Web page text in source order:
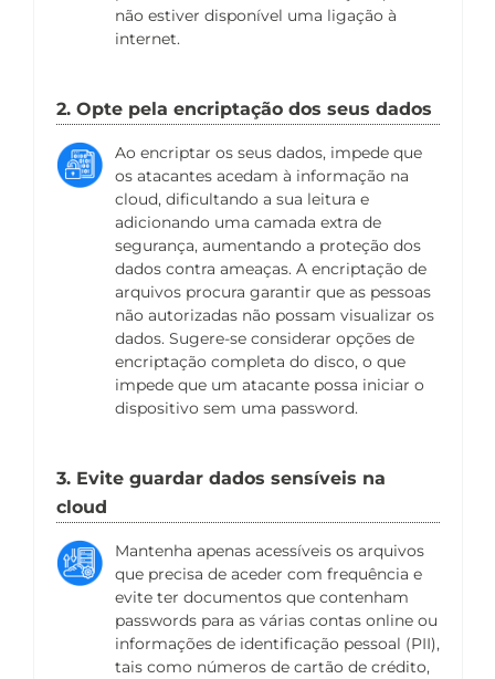
não estiver disponível uma ligação à
internet.
2. Opte pela encriptação dos seus dados
Ao encriptar os seus dados, impede que
os atacantes acedam à informação na
cloud, dificultando a sua leitura e
adicionando uma camada extra de
segurança, aumentando a proteção dos
dados contra ameaças. A encriptação de
arquivos procura garantir que as pessoas
não autorizadas não possam visualizar os
dados. Sugere-se considerar opções de
encriptação completa do disco, o que
impede que um atacante possa iniciar o
dispositivo sem uma password.
3. Evite guardar dados sensíveis na
cloud
Mantenha apenas acessíveis os arquivos
que precisa de aceder com frequência e
evite ter documentos que contenham
passwords para as várias contas online ou
informações de identificação pessoal (PII),
tais como números de cartão de crédito,